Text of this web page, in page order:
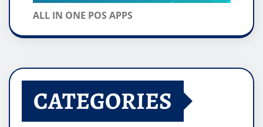
ALL IN ONE POS APPS
CATEGORIES